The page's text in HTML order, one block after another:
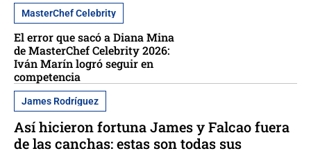
MasterChef Celebrity
El error que sacó a Diana Mina
de MasterChef Celebrity 2026:
Iván Marín logró seguir en
competencia
James Rodríguez
Así hicieron fortuna James y Falcao fuera
de las canchas: estas son todas sus